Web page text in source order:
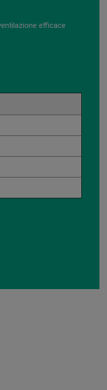
efficace